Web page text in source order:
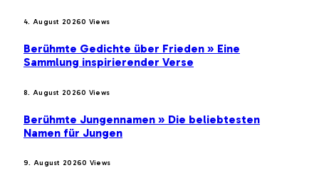
4. August 20260 Views
Berühmte Gedichte über Frieden » Eine
Sammlung inspirierender Verse
8. August 20260 Views
Berühmte Jungennamen » Die beliebtesten
Namen für Jungen
9. August 20260 Views